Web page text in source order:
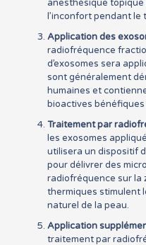
anesthésique
l’inconfort pendant le
Application des
radiofréquence
d’exosomes sera
sont généralement
humaines et
bioactives bénéfiques
Traitement par
les exosomes
utilisera un dispositif
pour délivrer des
radiofréquence sur la
thermiques stimulent
naturel de la peau.
Application
traitement par